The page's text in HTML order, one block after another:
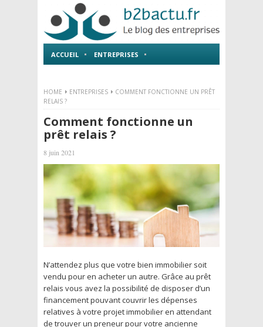
ACCUEIL ENTREPRISES
HOME ENTREPRISES
COMMENT FONCTIONNE UN PRÊT
RELAIS ?
Comment fonctionne un
prêt relais ?
8 juin 2021
N’attendez plus que votre bien immobilier soit
vendu pour en acheter un autre. Grâce au prêt
relais vous avez la possibilité de disposer d’un
financement pouvant couvrir les dépenses
relatives à votre projet immobilier en attendant
de trouver un preneur pour votre ancienne